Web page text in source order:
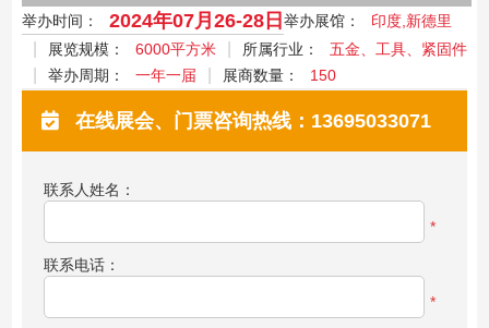
举办时间： 2024年07月26-28日 举办展馆：
印度,新德里
展览规模：
6000平方米 所属行业：
五金、工具、紧固件
举办周期：
一年一届 展商数量： 150
在线展会、门票咨询热线：13695033071
联系人姓名：
*
联系电话：
*